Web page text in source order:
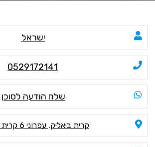
ישראל
0529172141
שלח הודעה לסוכן
קרית ביאליק, עפרוני 6 קרית ביאליק